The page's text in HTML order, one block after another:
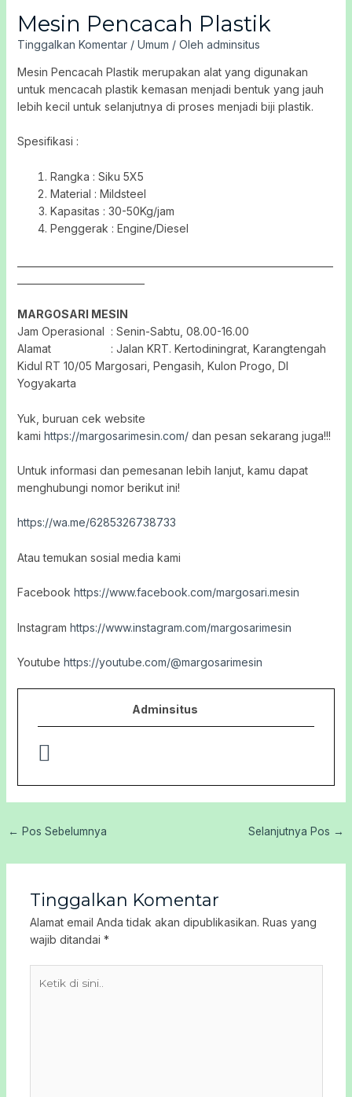
Mesin Pencacah Plastik
Tinggalkan Komentar / Umum / Oleh adminsitus
Mesin Pencacah Plastik merupakan alat yang digunakan
untuk mencacah plastik kemasan menjadi bentuk yang jauh
lebih kecil untuk selanjutnya di proses menjadi biji plastik.
Spesifikasi :
Rangka : Siku 5X5
Material : Mildsteel
Kapasitas : 30-50Kg/jam
Penggerak : Engine/Diesel
MARGOSARI MESIN
Jam Operasional : Senin-Sabtu, 08.00-16.00
Alamat : Jalan KRT. Kertodiningrat, Karangtengah
Kidul RT 10/05 Margosari, Pengasih, Kulon Progo, DI
Yogyakarta
Yuk, buruan cek website
kami https://margosarimesin.com/dan pesan sekarang juga!!!
Untuk informasi dan pemesanan lebih lanjut, kamu dapat
menghubungi nomor berikut ini!
https://wa.me/6285326738733
Atau temukan sosial media kami
Facebook https://www.facebook.com/margosari.mesin
Instagram https://www.instagram.com/margosarimesin
Youtube https://youtube.com/@margosarimesin
Adminsitus
← Pos Sebelumnya Selanjutnya Pos →
Tinggalkan Komentar
Alamat email Anda tidak akan dipublikasikan. Ruas yang
wajib ditandai *